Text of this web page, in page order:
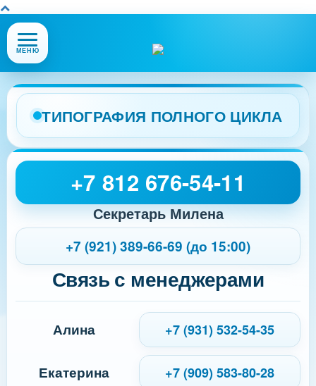
Открыть
или
меню
сайта
МЕНЮ
ТИПОГРАФИЯ ПОЛНОГО ЦИКЛА
+7 812 676-54-11
Секретарь Милена
+7 (921) 389-66-69 (до 15:00)
Связь с менеджерами
Алина +7 (931) 532-54-35
Екатерина +7 (909) 583-80-28